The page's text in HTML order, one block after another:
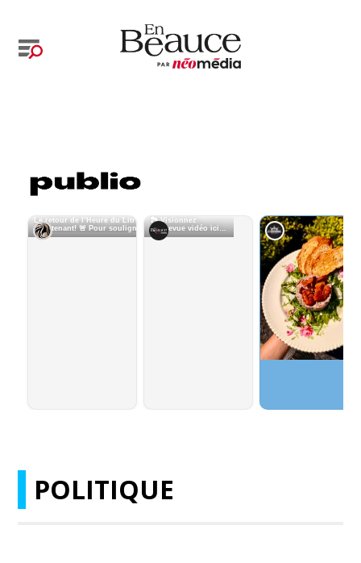
POLITIQUE